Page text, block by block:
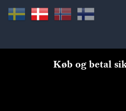
Køb og betal